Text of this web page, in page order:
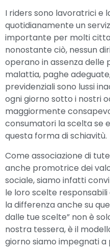
I riders sono lavoratrici e
quotidianamente un
importante per molti
nonostante ciò, nessun
operano in assenza delle
malattia, paghe
previdenziali sono lussi
ogni giorno sotto i nostri
maggiormente
consumatori la scelta se
questa forma di schiavitù.
Come associazione di
anche promotrice dei
sociale, siamo infatti
le loro scelte
la differenza anche su
dalle tue scelte” non è
nostra tessera, è il
giorno siamo impegnati a